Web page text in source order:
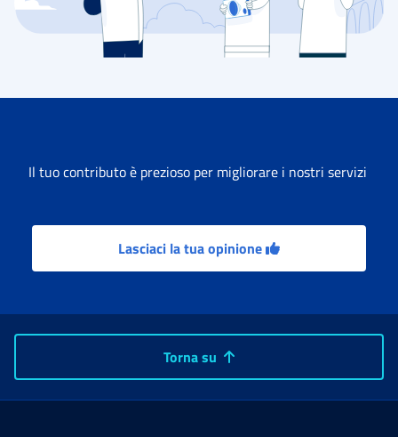
Il tuo contributo è prezioso per migliorare i nostri servizi
Lasciaci la tua opinione
Torna su